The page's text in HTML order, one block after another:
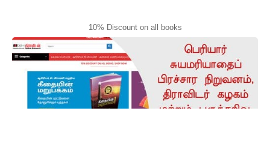
10% Discount on all books